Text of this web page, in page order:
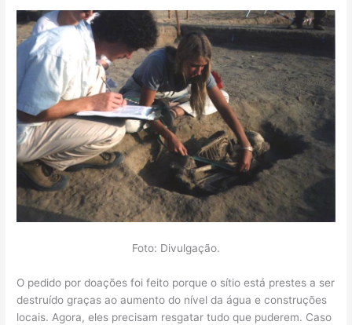
Foto: Divulgação.
O pedido por doações foi feito porque o sítio está prestes a ser
destruído graças ao aumento do nível da água e construções
locais. Agora, eles precisam resgatar tudo que puderem. Caso